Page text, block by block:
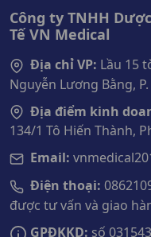
Công ty TNHH
Tế VN Medical
Địa chỉ VP: Lầu 15
Nguyễn Lương Bằng, P.
Địa điểm kinh
134/1 Tô Hiến Thành,
Email:
Điện thoại:
được tư vấn và giao
GPĐKKD: số